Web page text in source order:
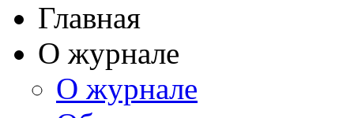
Главная
О журнале
О журнале